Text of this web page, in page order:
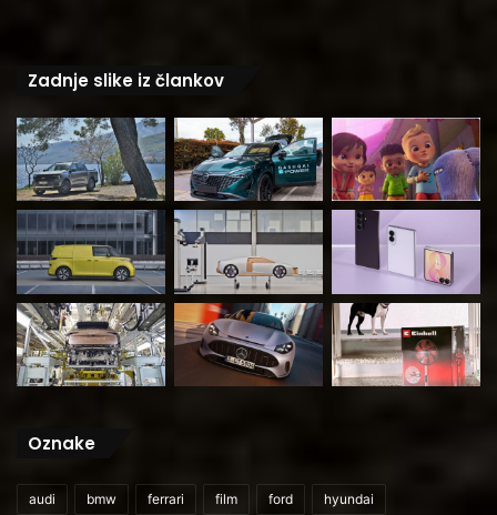
Zadnje slike iz člankov
Oznake
audi bmw ferrari film ford hyundai